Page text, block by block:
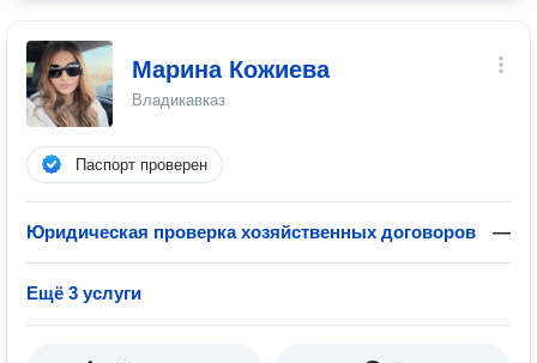
Марина Кожиева
Владикавказ
Паспорт проверен
Юридическая проверка хозяйственных договоров —
Ещё 3 услуги